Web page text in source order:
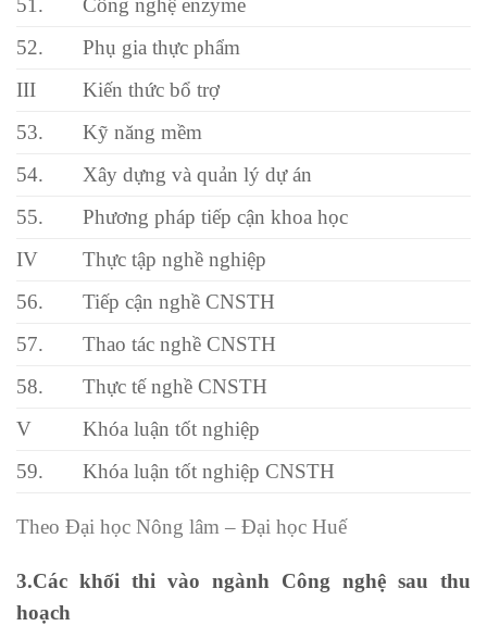
51.
Công nghệ enzyme
52.
Phụ gia thực phẩm
III
Kiến thức bổ trợ
53.
Kỹ năng mềm
54.
Xây dựng và quản lý dự án
55.
Phương pháp tiếp cận khoa học
IV
Thực tập nghề nghiệp
56.
Tiếp cận nghề CNSTH
57.
Thao tác nghề CNSTH
58.
Thực tế nghề CNSTH
V
Khóa luận tốt nghiệp
59.
Khóa luận tốt nghiệp CNSTH
Theo Đại học Nông lâm – Đại học Huế
3.Các khối thi vào ngành Công nghệ sau thu
hoạch